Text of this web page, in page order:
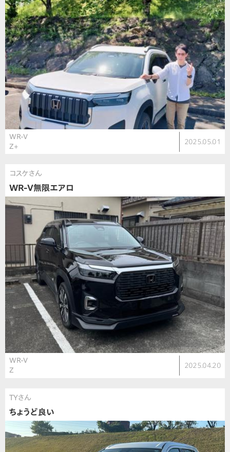
WR-V
Z+
2025.05.01
コスケさん
WR-V無限エアロ
WR-V
Z
2025.04.20
TYさん
ちょうど良い